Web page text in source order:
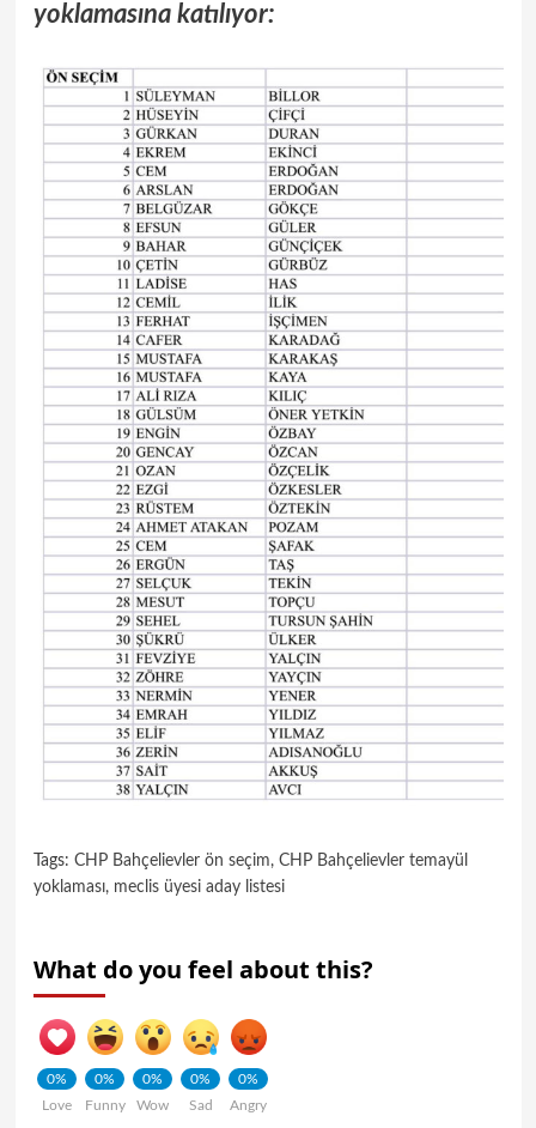
yoklamasına katılıyor:
Tags: CHP Bahçelievler ön seçim, CHP Bahçelievler temayül
yoklaması, meclis üyesi aday listesi
What do you feel about this?
0%
Love
0%
Funny
0%
Wow
0%
Sad
0%
Angry